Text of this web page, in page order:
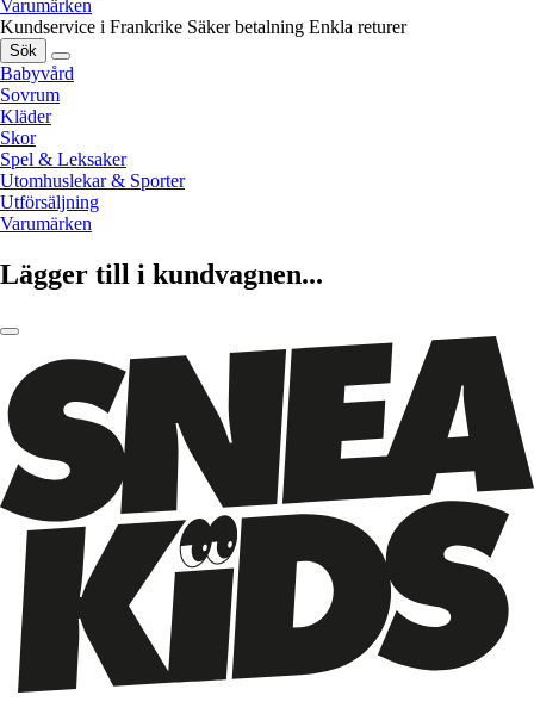
Varumärken
Kundservice i Frankrike Säker betalning Enkla returer
Sök
Babyvård
Sovrum
Kläder
Skor
Spel & Leksaker
Utomhuslekar & Sporter
Utförsäljning
Varumärken
Lägger till i kundvagnen...